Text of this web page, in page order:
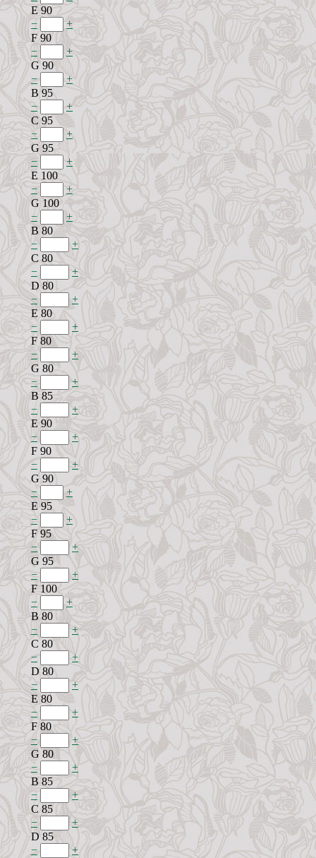
E 90
−
+
F 90
−
+
G 90
−
+
B 95
−
+
C 95
−
+
G 95
−
+
E 100
−
+
G 100
−
+
B 80
−
+
C 80
−
+
D 80
−
+
E 80
−
+
F 80
−
+
G 80
−
+
B 85
−
+
E 90
−
+
F 90
−
+
G 90
−
+
E 95
−
+
F 95
−
+
G 95
−
+
F 100
−
+
B 80
−
+
C 80
−
+
D 80
−
+
E 80
−
+
F 80
−
+
G 80
−
+
B 85
−
+
C 85
−
+
D 85
−
+